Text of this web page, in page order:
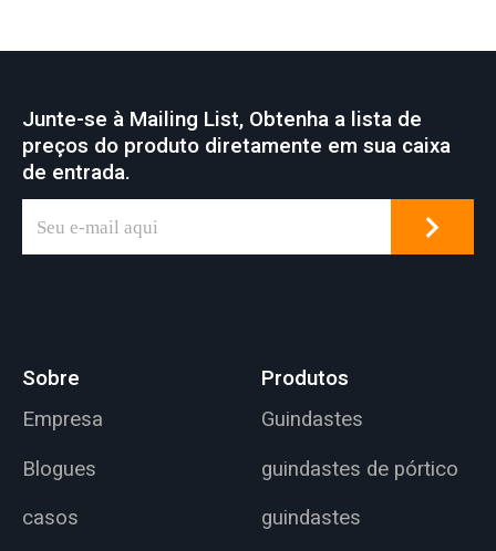
Junte-se à Mailing List, Obtenha a lista de
preços do produto diretamente em sua caixa
de entrada.
Sobre
Empresa
Blogues
casos
Produtos
Guindastes
guindastes de pórtico
guindastes